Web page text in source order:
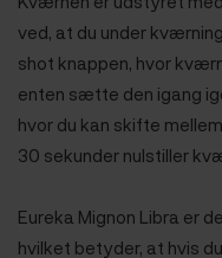
ved, at du under
shot knappen, hvor
enten sætte den igang
hvor du kan skifte
30 sekunder nulstiller
Eureka Mignon Libra er
hvilket betyder, at hvis